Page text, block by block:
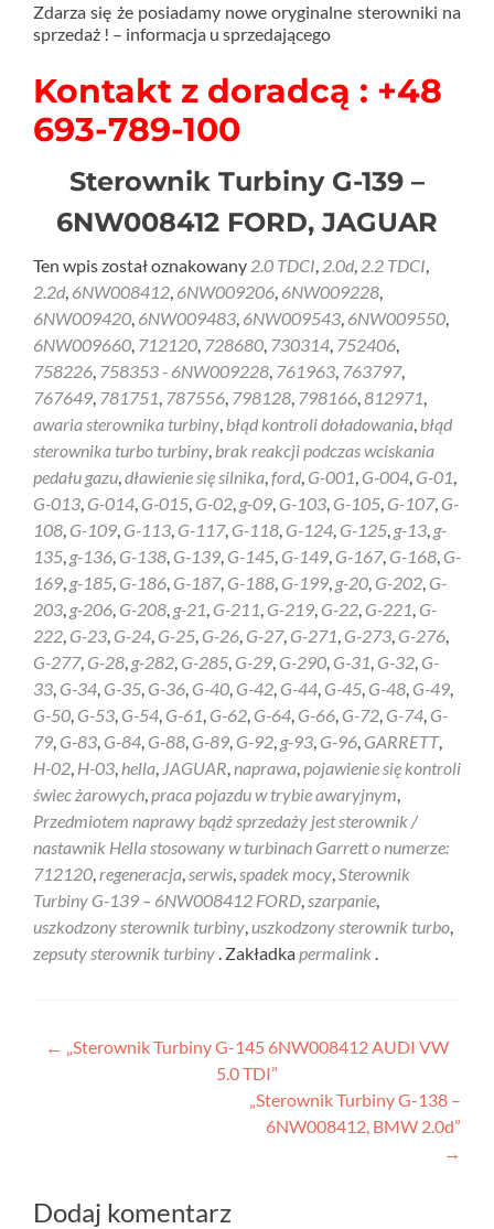
Zdarza się że posiadamy nowe oryginalne sterowniki na
sprzedaż ! – informacja u sprzedającego
Kontakt z doradcą : +48
693-789-100
Sterownik Turbiny G-139 –
6NW008412 FORD, JAGUAR
Ten wpis został oznakowany 2.0 TDCI, 2.0d, 2.2 TDCI,
2.2d, 6NW008412, 6NW009206, 6NW009228,
6NW009420, 6NW009483, 6NW009543, 6NW009550,
6NW009660, 712120, 728680, 730314, 752406,
758226, 758353 - 6NW009228, 761963, 763797,
767649, 781751, 787556, 798128, 798166,812971,
awaria sterownika turbiny, błąd kontroli doładowania, błąd
sterownika turbo turbiny, brak reakcji podczas wciskania
pedału gazu,dławienie się silnika,ford, G-001, G-004, G-01,
G-013, G-014, G-015, G-02, g-09, G-103, G-105, G-107, G-
108, G-109, G-113, G-117, G-118, G-124, G-125, g-13, g-
135, g-136, G-138, G-139, G-145, G-149, G-167, G-168, G-
169, g-185, G-186, G-187, G-188, G-199, g-20, G-202, G-
203, g-206, G-208, g-21, G-211, G-219, G-22, G-221, G-
222, G-23, G-24, G-25, G-26, G-27, G-271, G-273, G-276,
G-277, G-28, g-282, G-285, G-29, G-290, G-31, G-32, G-
33, G-34, G-35, G-36, G-40, G-42, G-44, G-45, G-48, G-49,
G-50, G-53, G-54, G-61, G-62, G-64, G-66, G-72, G-74, G-
79, G-83, G-84, G-88, G-89, G-92, g-93, G-96, GARRETT,
H-02, H-03, hella, JAGUAR,naprawa,pojawienie się kontroli
świec żarowych,praca pojazdu w trybie awaryjnym,
Przedmiotem naprawy bądź sprzedaży jest sterownik /
nastawnik Hella stosowany w turbinach Garrett o numerze:
712120,regeneracja,serwis,spadek mocy,Sterownik
Turbiny G-139 – 6NW008412 FORD,szarpanie,
uszkodzony sterownik turbiny,uszkodzony sterownik turbo,
zepsuty sterownik turbiny. Zakładkapermalink.
Nawigacja
← „Sterownik Turbiny G-145 6NW008412 AUDI VW
5.0 TDI”
„Sterownik Turbiny G-138 –
6NW008412, BMW 2.0d”
→
Dodaj komentarz